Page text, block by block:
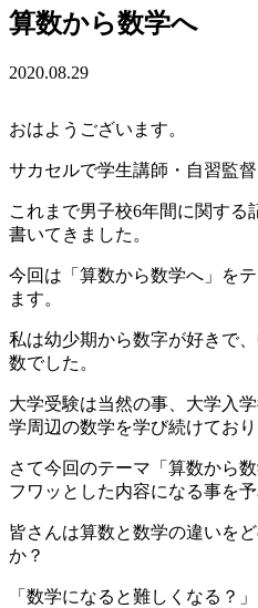
算数から数学へ
2020.08.29
おはようございます。
サカセルで学生講師・自習監
これまで男子校6年間に関する
書いてきました。
今回は「算数から数学へ」を
ます。
私は幼少期から数字が好きで
数でした。
大学受験は当然の事、大学入
学周辺の数学を学び続けており
さて今回のテーマ「算数から
フワッとした内容になる事を
皆さんは算数と数学の違いを
か？
「数学になると難しくなる？